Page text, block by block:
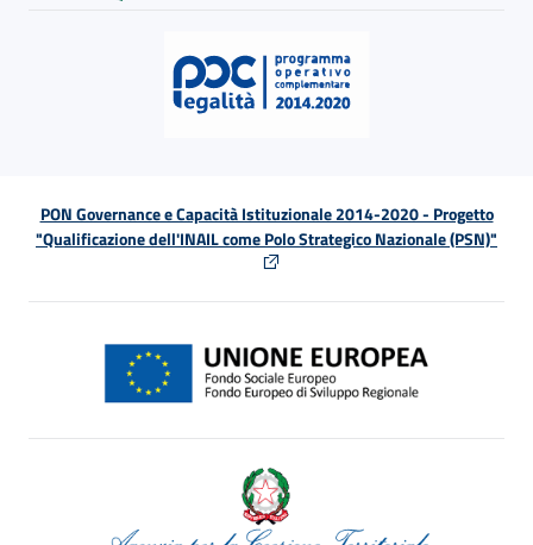
PON Governance e Capacità Istituzionale 2014-2020 - Progetto
"Qualificazione dell'INAIL come Polo Strategico Nazionale (PSN)"